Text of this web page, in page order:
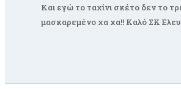
Και εγώ το ταχίνι σκέτο δεν το
μασκαρεμένο χα χα!! Καλό ΣΚ